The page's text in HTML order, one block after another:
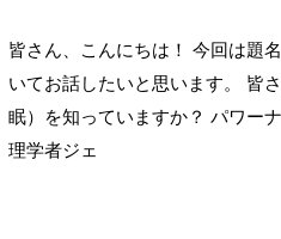
皆さん、こんにちは！ 今回は題
いてお話したいと思います。 皆
眠）を知っていますか？ パワー
理学者ジェ